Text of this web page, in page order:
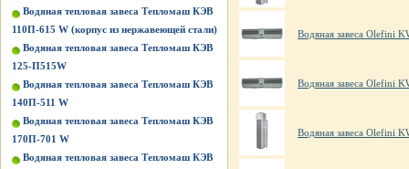
Водяная тепловая завеса Тепломаш КЭВ
110П-615 W (корпус из нержавеющей стали)
Водяная тепловая завеса Тепломаш КЭВ
125-П515W
Водяная тепловая завеса Тепломаш КЭВ
140П-511 W
Водяная тепловая завеса Тепломаш КЭВ
170П-701 W
Водяная тепловая завеса Тепломаш КЭВ
Водяная завеса Olefini
Водяная завеса Olefini
Водяная завеса Olefini